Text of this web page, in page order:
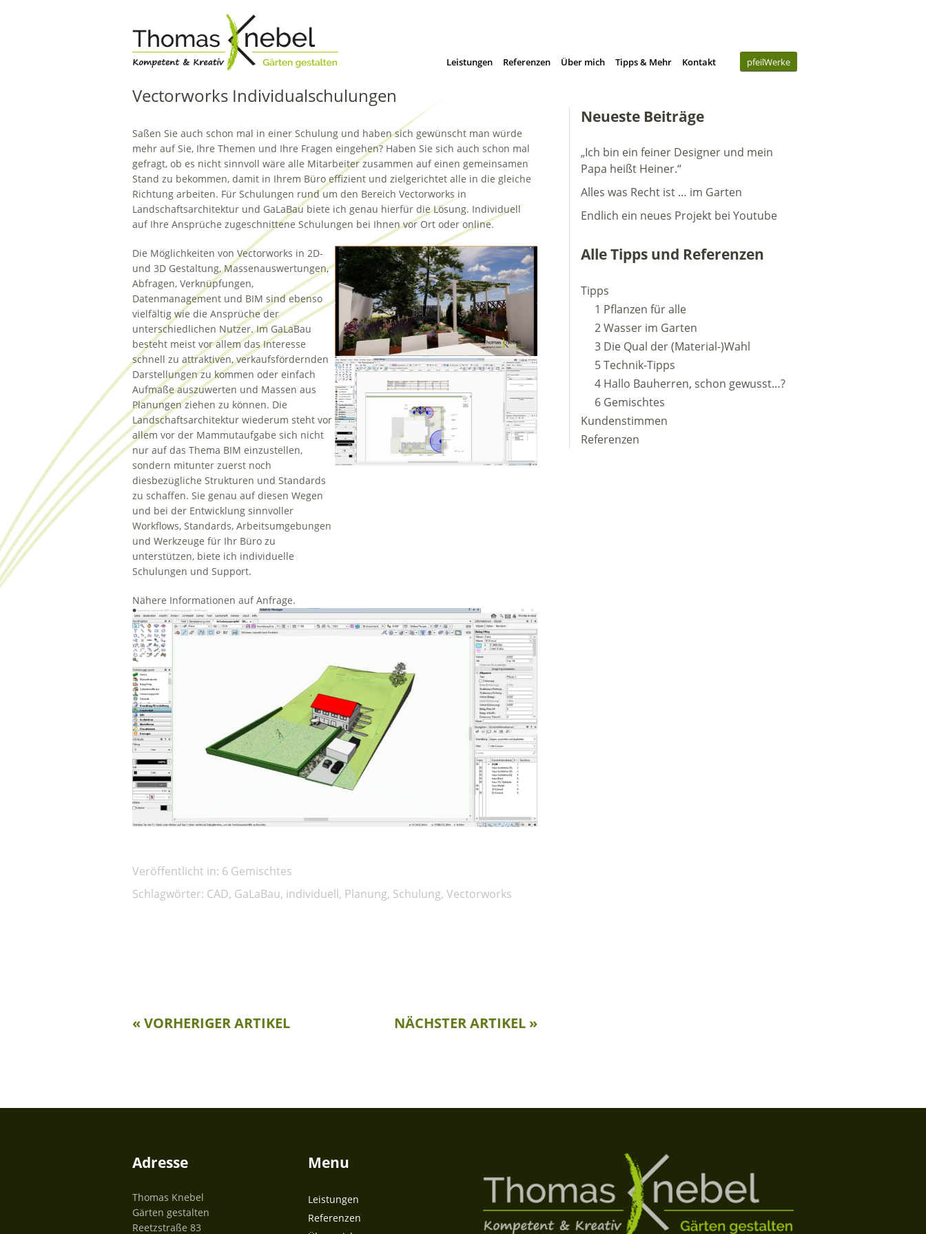
Leistungen Referenzen Über mich Tipps & Mehr Kontakt pfeilWerke
Vectorworks Individualschulungen
Saßen Sie auch schon mal in einer Schulung und haben sich gewünscht man würde
mehr auf Sie, Ihre Themen und Ihre Fragen eingehen? Haben Sie sich auch schon mal
gefragt, ob es nicht sinnvoll wäre alle Mitarbeiter zusammen auf einen gemeinsamen
Stand zu bekommen, damit in Ihrem Büro effizient und zielgerichtet alle in die gleiche
Richtung arbeiten. Für Schulungen rund um den Bereich Vectorworks in
Landschaftsarchitektur und GaLaBau biete ich genau hierfür die Lösung. Individuell
auf Ihre Ansprüche zugeschnittene Schulungen bei Ihnen vor Ort oder online.
Die Möglichkeiten von Vectorworks in 2D-
und 3D Gestaltung, Massenauswertungen,
Abfragen, Verknüpfungen,
Datenmanagement und BIM sind ebenso
vielfältig wie die Ansprüche der
unterschiedlichen Nutzer. Im GaLaBau
besteht meist vor allem das Interesse
schnell zu attraktiven, verkaufsfördernden
Darstellungen zu kommen oder einfach
Aufmaße auszuwerten und Massen aus
Planungen ziehen zu können. Die
Landschaftsarchitektur wiederum steht vor
allem vor der Mammutaufgabe sich nicht
nur auf das Thema BIM einzustellen,
sondern mitunter zuerst noch
diesbezügliche Strukturen und Standards
zu schaffen. Sie genau auf diesen Wegen
und bei der Entwicklung sinnvoller
Workflows, Standards, Arbeitsumgebungen
und Werkzeuge für Ihr Büro zu
unterstützen, biete ich individuelle
Schulungen und Support.
Nähere Informationen auf Anfrage.
Veröffentlicht in: 6 Gemischtes
Schlagwörter: CAD, GaLaBau, individuell, Planung, Schulung, Vectorworks
NÄCHSTER ARTIKEL »
« VORHERIGER ARTIKEL
Neueste Beiträge
„Ich bin ein feiner Designer und mein
Papa heißt Heiner.“
Alles was Recht ist … im Garten
Endlich ein neues Projekt bei Youtube
Alle Tipps und Referenzen
Tipps
1 Pflanzen für alle
2 Wasser im Garten
3 Die Qual der (Material-)Wahl
5 Technik-Tipps
4 Hallo Bauherren, schon gewusst…?
6 Gemischtes
Kundenstimmen
Referenzen
Adresse
Thomas Knebel
Gärten gestalten
Reetzstraße 83
Menu
Leistungen
Referenzen